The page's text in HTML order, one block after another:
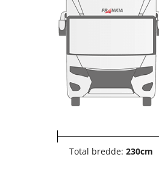
Total bredde:230cm